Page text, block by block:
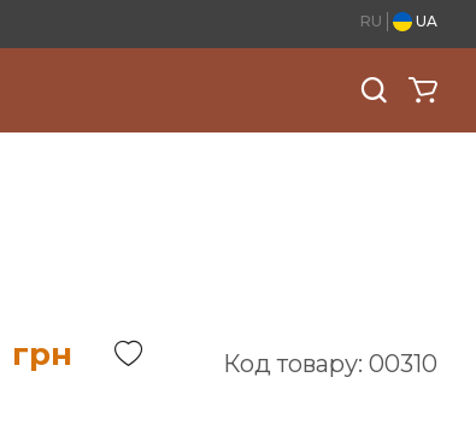
RU UA
грн Код товару: 00310